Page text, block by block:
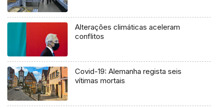
Alterações climáticas aceleram
conflitos
Covid-19: Alemanha regista seis
vítimas mortais